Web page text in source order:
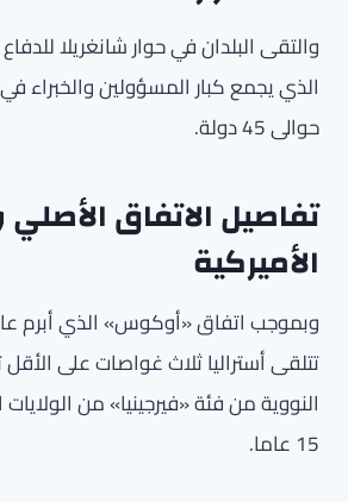
والتقى البلدان في حوار شانغريلا
الذي يجمع كبار المسؤولين والخبراء
حوالى 45 دولة.
تفاصيل الاتفاق الأصلي
الأميركية
تتلقى أستراليا ثلاث غواصات على
النووية من فئة «فيرجينيا» من
15 عاما.